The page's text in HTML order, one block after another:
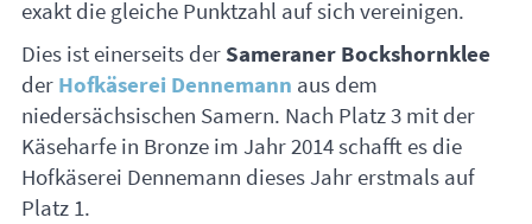
exakt die gleiche Punktzahl auf sich vereinigen.
Dies ist einerseits der Sameraner Bockshornklee
der Hofkäserei Dennemann aus dem
niedersächsischen Samern. Nach Platz 3 mit der
Käseharfe in Bronze im Jahr 2014 schafft es die
Hofkäserei Dennemann dieses Jahr erstmals auf
Platz 1.